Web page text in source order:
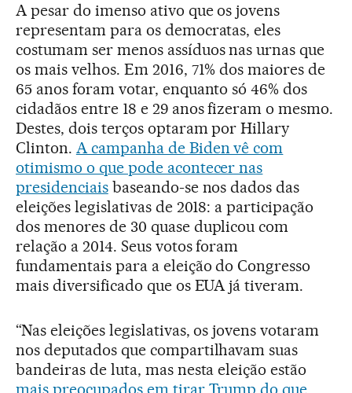
A pesar do imenso ativo que os jovens
representam para os democratas, eles
costumam ser menos assíduos nas urnas que
os mais velhos. Em 2016, 71% dos maiores de
65 anos foram votar, enquanto só 46% dos
cidadãos entre 18 e 29 anos fizeram o mesmo.
Destes, dois terços optaram por Hillary
Clinton. A campanha de Biden vê com
otimismo o que pode acontecer nas
presidenciaisbaseando-se nos dados das
eleições legislativas de 2018: a participação
dos menores de 30 quase duplicou com
relação a 2014. Seus votos foram
fundamentais para a eleição do Congresso
mais diversificado que os EUA já tiveram.
“Nas eleições legislativas, os jovens votaram
nos deputados que compartilhavam suas
bandeiras de luta, mas nesta eleição estão
mais preocupados em tirar Trump do que